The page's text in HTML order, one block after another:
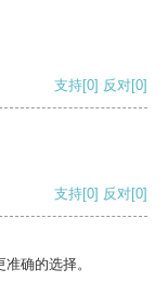
支持[0] 反对[0]
支持[0] 反对[0]
确的选择。